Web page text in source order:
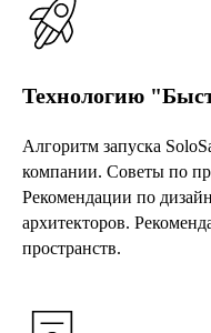
Технологию
Алгоритм запуска
компании. Советы по
Рекомендации по
архитекторов.
пространств.